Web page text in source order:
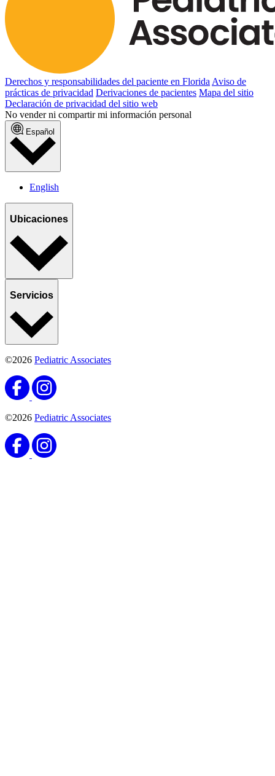
Derechos y responsabilidades del paciente en Florida Aviso de
prácticas de privacidad Derivaciones de pacientes Mapa del sitio
Declaración de privacidad del sitio web
No vender ni compartir mi información personal
Español
English
Ubicaciones
Servicios
©2026 Pediatric Associates
©2026 Pediatric Associates